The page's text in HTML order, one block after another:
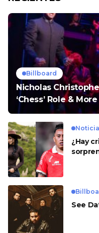
Billboard
Nicholas
‘Chess’ Role &
¿Hay
See